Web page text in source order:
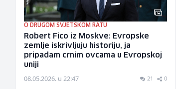
O DRUGOM SVJETSKOM RATU
Robert Fico iz Moskve: Evropske
zemlje iskrivljuju historiju, ja
pripadam crnim ovcama u Evropskoj
uniji
08.05.2026. u 22:47 21 0